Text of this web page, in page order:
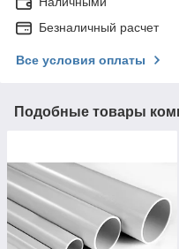
Безналичный расчет
Все условия оплаты
Подобные товары